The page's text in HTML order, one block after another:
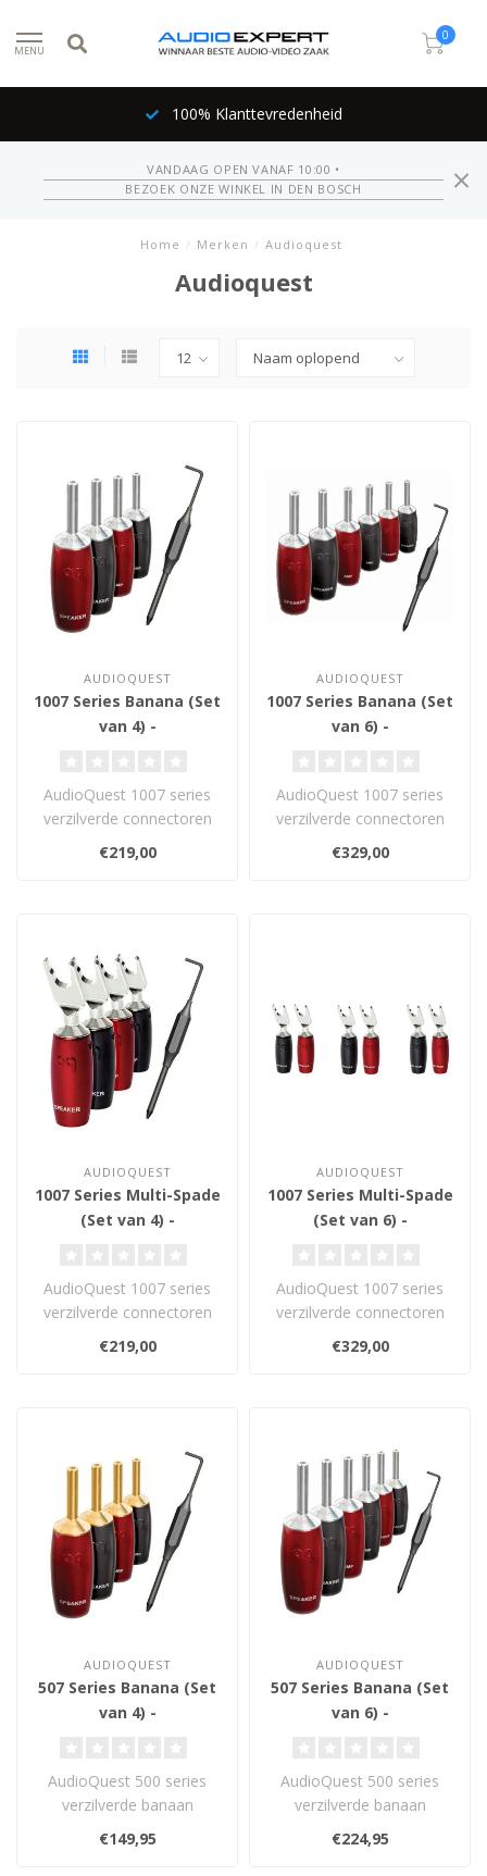
MENU
0
100% Klanttevredenheid
VANDAAG OPEN VANAF 10:00 •
BEZOEK ONZE WINKEL IN DEN BOSCH
Home / Merken / Audioquest
Audioquest
AUDIOQUEST
1007 Series Banana (Set
van 4) -
AudioQuest 1007 series
verzilverde connectoren
zijn gemaakt van rood
koper, en v..
€219,00
AUDIOQUEST
1007 Series Banana (Set
van 6) -
AudioQuest 1007 series
verzilverde connectoren
zijn gemaakt van rood
koper en vo..
€329,00
AUDIOQUEST
1007 Series Multi-Spade
(Set van 4) -
AudioQuest 1007 series
verzilverde connectoren
zijn gemaakt van rood
koper en vo..
€219,00
AUDIOQUEST
1007 Series Multi-Spade
(Set van 6) -
AudioQuest 1007 series
verzilverde connectoren
zijn gemaakt van rood
koper en vo..
€329,00
AUDIOQUEST
507 Series Banana (Set
van 4) -
AudioQuest 500 series
verzilverde banaan
connectoren zijn gemaakt
van paars kope..
€149,95
AUDIOQUEST
507 Series Banana (Set
van 6) -
AudioQuest 500 series
verzilverde banaan
connectoren zijn gemaakt
van paars kope..
€224,95